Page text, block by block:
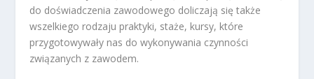
do doświadczenia zawodowego doliczają się także
wszelkiego rodzaju praktyki, staże, kursy, które
przygotowywały nas do wykonywania czynności
związanych z zawodem.